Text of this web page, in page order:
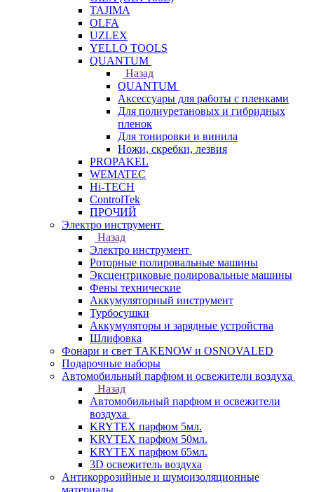
TAJIMA
OLFA
UZLEX
YELLO TOOLS
QUANTUM
Назад
QUANTUM
Аксессуары для работы с пленками
Для полиуретановых и гибридных
пленок
Для тонировки и винила
Ножи, скребки, лезвия
PROPAKEL
WEMATEC
Hi-TECH
ControlTek
ПРОЧИЙ
Электро инструмент
Назад
Электро инструмент
Роторные полировальные машины
Эксцентриковые полировальные машины
Фены технические
Аккумуляторный инструмент
Турбосушки
Аккумуляторы и зарядные устройства
Шлифовка
Фонари и свет TAKENOW и OSNOVALED
Подарочные наборы
Автомобильный парфюм и освежители воздуха
Назад
Автомобильный парфюм и освежители
воздуха
KRYTEX парфюм 5мл.
KRYTEX парфюм 50мл.
KRYTEX парфюм 65мл.
3D освежитель воздуха
Антикоррозийные и шумоизоляционные
материалы